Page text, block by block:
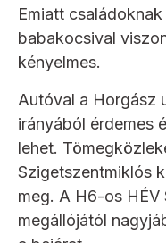
Emiatt
babakocsival
kényelmes.
Autóval a Horgász
irányából érdemes
lehet.
Szigetszentmiklós
meg. A H6-os
megállójától